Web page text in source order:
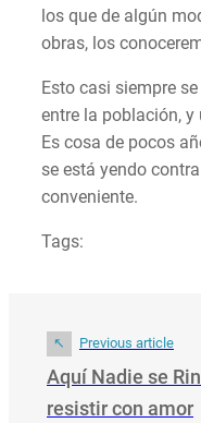
los que de algún
obras, los
Esto casi siempre
entre la población,
Es cosa de pocos
se está yendo
conveniente.
Tags:
Previous article
Aquí Nadie se
resistir con amor